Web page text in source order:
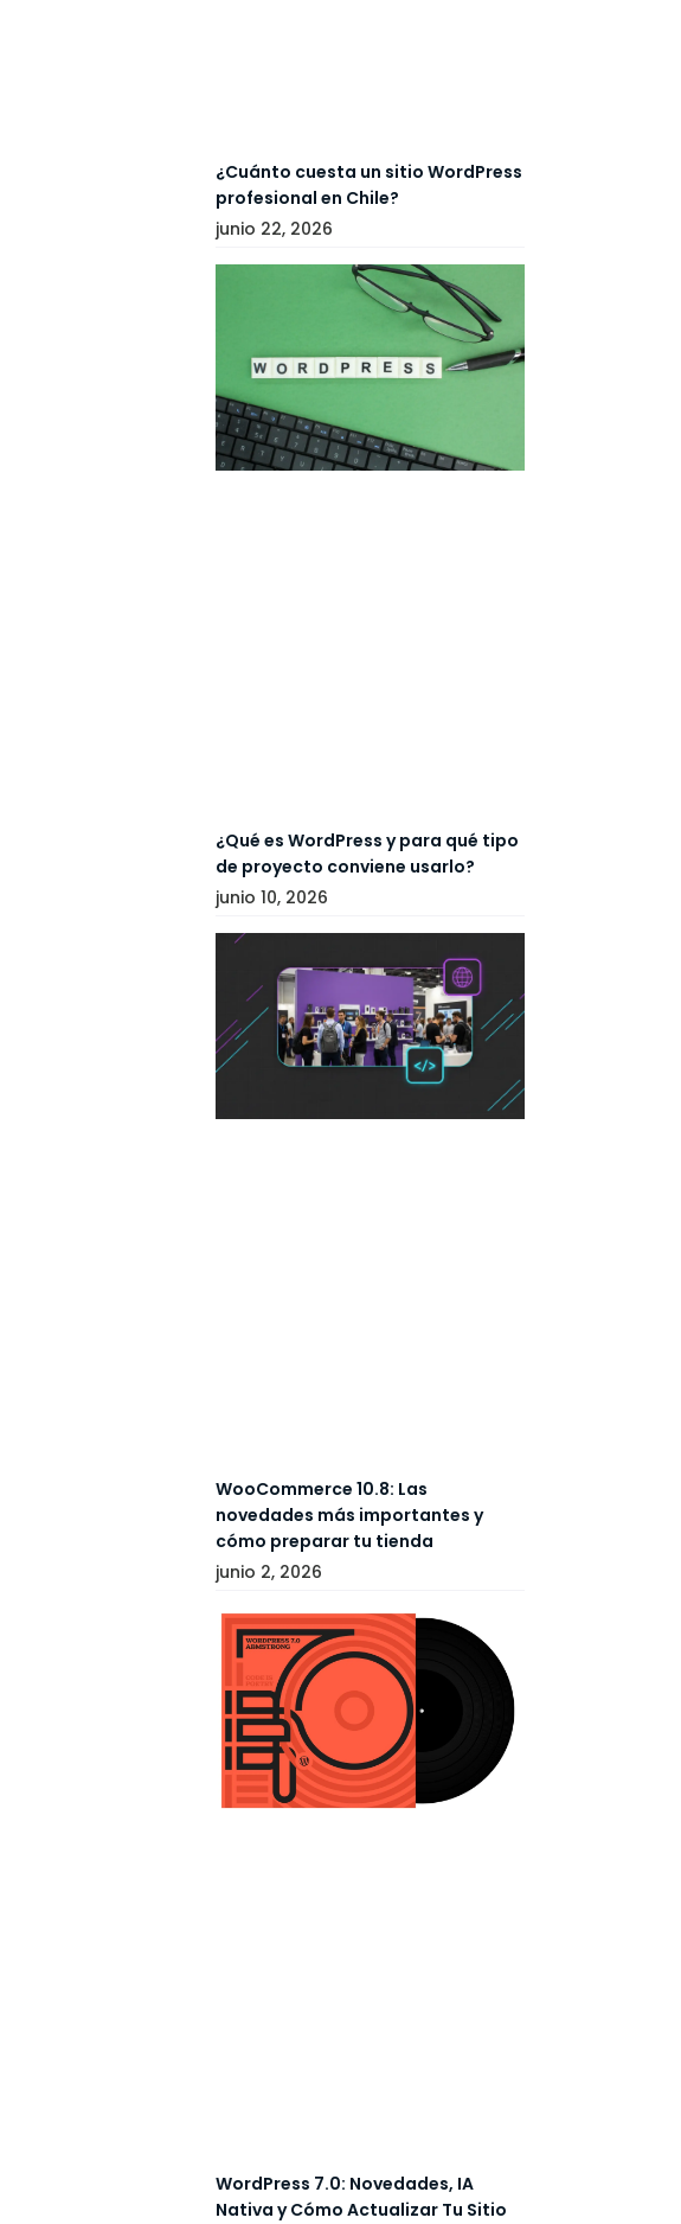
¿Cuánto cuesta un sitio WordPress
profesional en Chile?
junio 22, 2026
¿Qué es WordPress y para qué tipo
de proyecto conviene usarlo?
junio 10, 2026
WooCommerce 10.8: Las
novedades más importantes y
cómo preparar tu tienda
junio 2, 2026
WordPress 7.0: Novedades, IA
Nativa y Cómo Actualizar Tu Sitio